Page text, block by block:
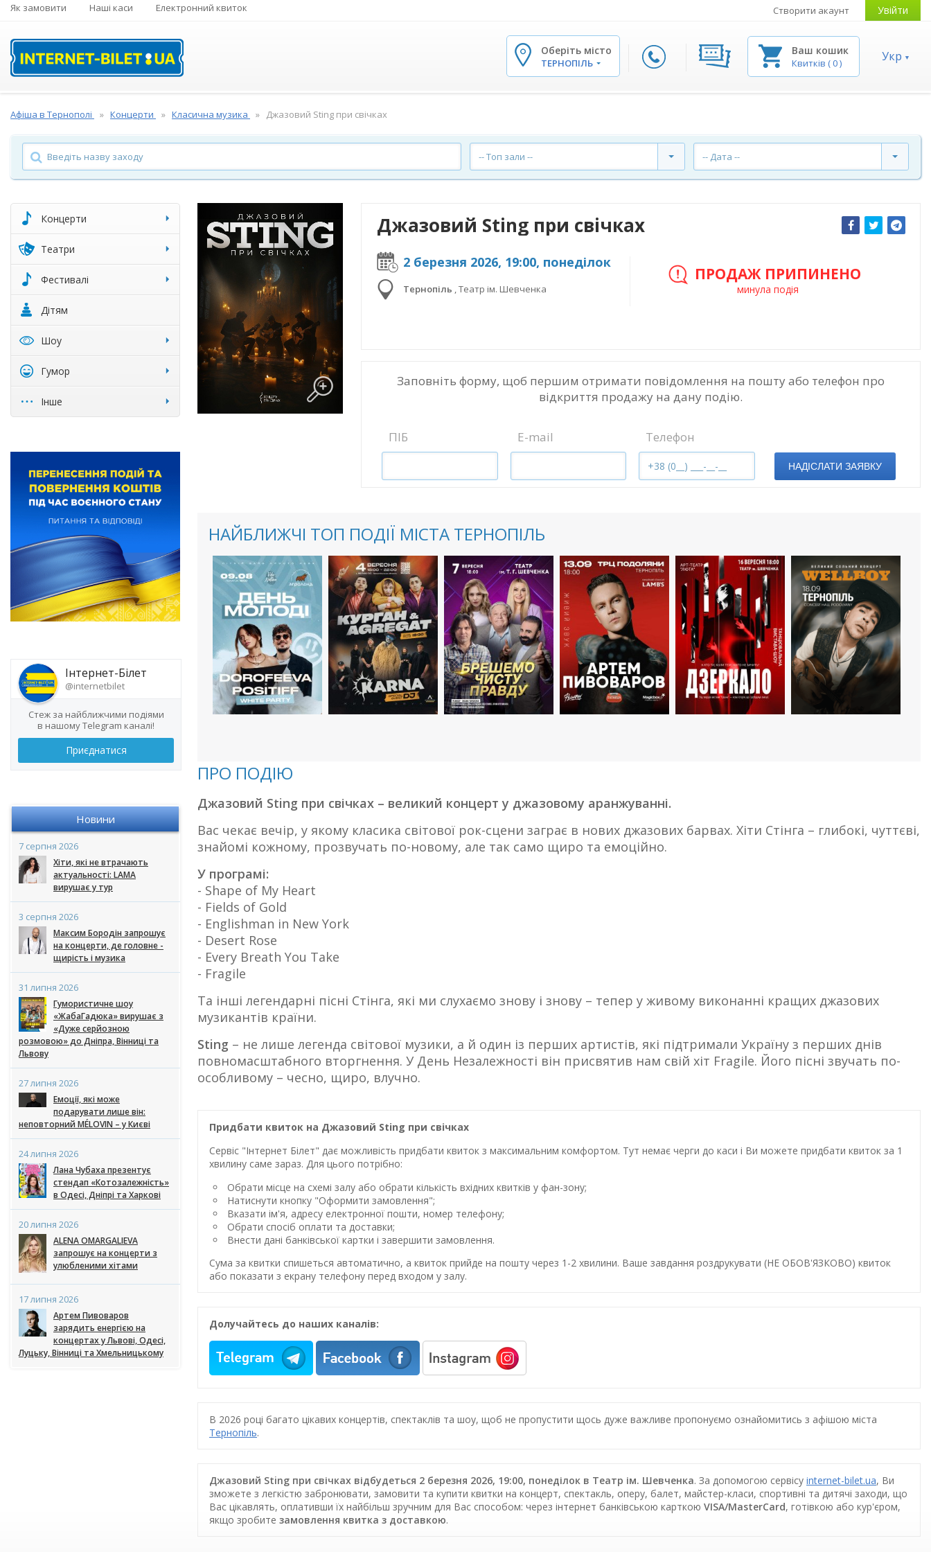
Як замовити Наші каси Електронний квиток Створити акаунт Увійти
Оберіть місто
ТЕРНОПІЛЬ
Ваш кошик
Квитків (0) Укр
Афіша в Тернополі Концерти Класична музика Джазовий Sting при свічках
-- Топ зали -- -- Дата --
Концерти
Театри
Фестивалі
Дітям
Шоу
Гумор
Інше
Інтернет-Білет
@internetbilet
Стеж за найближчими подіями
в нашому Telegram каналі!
Приєднатися
Новини
7 серпня 2026
Хіти, які не втрачають
актуальності: LAMA
вирушає у тур
3 серпня 2026
Максим Бородін запрошує
на концерти, де головне -
щирість і музика
31 липня 2026
Гумористичне шоу
«ЖабаГадюка» вирушає з
«Дуже серйозною
розмовою» до Дніпра, Вінниці та
Львову
27 липня 2026
Емоції, які може
подарувати лише він:
неповторний MÉLOVIN – у Києві
24 липня 2026
Лана Чубаха презентує
стендап «Котозалежність»
в Одесі, Дніпрі та Харкові
20 липня 2026
ALENA OMARGALIEVA
запрошує на концерти з
улюбленими хітами
17 липня 2026
Артем Пивоваров
зарядить енергією на
концертах у Львові, Одесі,
Луцьку, Вінниці та Хмельницькому
Джазовий Sting при свічках
2 березня 2026, 19:00, понеділок
Тернопіль ,Театр ім. Шевченка
ПРОДАЖ ПРИПИНЕНО
минула подія
Заповніть форму, щоб першим отримати повідомлення на пошту або телефон про
відкриття продажу на дану подію.
ПІБ E-mail Телефон
НАДІСЛАТИ ЗАЯВКУ
НАЙБЛИЖЧІ ТОП ПОДІЇ МІСТА ТЕРНОПІЛЬ
ПРО ПОДІЮ
Джазовий Sting при свічках – великий концерт у джазовому аранжуванні.
Вас чекає вечір, у якому класика світової рок-сцени заграє в нових джазових барвах. Хіти Стінга – глибокі, чуттєві,
знайомі кожному, прозвучать по-новому, але так само щиро та емоційно.
У програмі:
- Shape of My Heart
- Fields of Gold
- Englishman in New York
- Desert Rose
- Every Breath You Take
- Fragile
Та інші легендарні пісні Стінга, які ми слухаємо знову і знову – тепер у живому виконанні кращих джазових
музикантів країни.
Sting – не лише легенда світової музики, а й один із перших артистів, які підтримали Україну з перших днів
повномасштабного вторгнення. У День Незалежності він присвятив нам свій хіт Fragile. Його пісні звучать по-
особливому – чесно, щиро, влучно.
Придбати квиток на Джазовий Sting при свічках
Сервіс "Інтернет Білет" дає можливість придбати квиток з максимальним комфортом. Тут немає черги до каси і Ви можете придбати квиток за 1
хвилину саме зараз. Для цього потрібно:
Обрати місце на схемі залу або обрати кількість вхідних квитків у фан-зону;
Натиснути кнопку "Оформити замовлення";
Вказати ім'я, адресу електронної пошти, номер телефону;
Обрати спосіб оплати та доставки;
Внести дані банківської картки і завершити замовлення.
Сума за квитки спишеться автоматично, а квиток прийде на пошту через 1-2 хвилини. Ваше завдання роздрукувати (НЕ ОБОВ'ЯЗКОВО) квиток
або показати з екрану телефону перед входом у залу.
Долучайтесь до наших каналів:
В 2026 році багато цікавих концертів, спектаклів та шоу, щоб не пропустити щось дуже важливе пропонуємо ознайомитись з афішою міста
Тернопіль.
Джазовий Sting при свічках відбудеться 2 березня 2026, 19:00, понеділок в Театр ім. Шевченка. За допомогою сервісу internet-bilet.ua, Ви
зможете з легкістю забронювати, замовити та купити квитки на концерт, спектакль, оперу, балет, майстер-класи, спортивні та дитячі заходи, що
Вас цікавлять, оплативши їх найбільш зручним для Вас способом: через інтернет банківською карткою VISA/MasterCard, готівкою або кур'єром,
якщо зробите замовлення квитка з доставкою.